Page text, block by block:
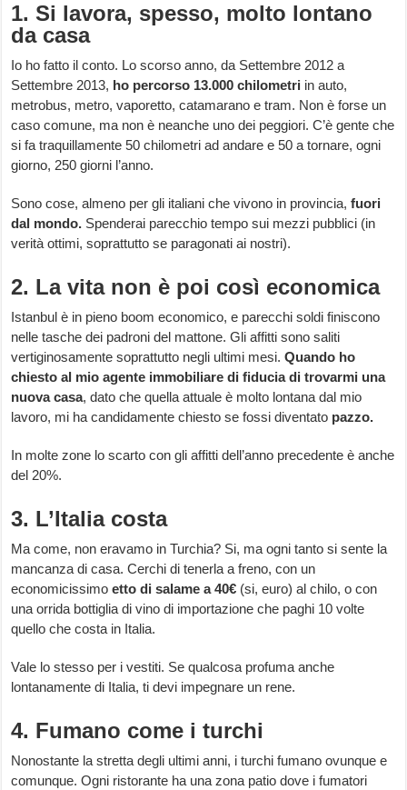
1. Si lavora, spesso, molto lontano
da casa
Io ho fatto il conto. Lo scorso anno, da Settembre 2012 a
Settembre 2013, ho percorso 13.000 chilometri in auto,
metrobus, metro, vaporetto, catamarano e tram. Non è forse un
caso comune, ma non è neanche uno dei peggiori. C’è gente che
si fa traquillamente 50 chilometri ad andare e 50 a tornare, ogni
giorno, 250 giorni l’anno.
Sono cose, almeno per gli italiani che vivono in provincia, fuori
dal mondo. Spenderai parecchio tempo sui mezzi pubblici (in
verità ottimi, soprattutto se paragonati ai nostri).
2. La vita non è poi così economica
Istanbul è in pieno boom economico, e parecchi soldi finiscono
nelle tasche dei padroni del mattone. Gli affitti sono saliti
vertiginosamente soprattutto negli ultimi mesi.Quando ho
chiesto al mio agente immobiliare di fiducia di trovarmi una
nuova casa, dato che quella attuale è molto lontana dal mio
lavoro, mi ha candidamente chiesto se fossi diventato pazzo.
In molte zone lo scarto con gli affitti dell’anno precedente è anche
del 20%.
3. L’Italia costa
Ma come, non eravamo in Turchia? Si, ma ogni tanto si sente la
mancanza di casa. Cerchi di tenerla a freno, con un
economicissimoetto di salame a 40€ (si, euro) al chilo, o con
una orrida bottiglia di vino di importazione che paghi 10 volte
quello che costa in Italia.
Vale lo stesso per i vestiti. Se qualcosa profuma anche
lontanamente di Italia, ti devi impegnare un rene.
4. Fumano come i turchi
Nonostante la stretta degli ultimi anni, i turchi fumano ovunque e
comunque. Ogni ristorante ha una zona patio dove i fumatori